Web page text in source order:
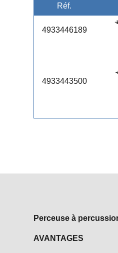
Réf.
4933446189
4933443500
Perceuse à
AVANTAGES